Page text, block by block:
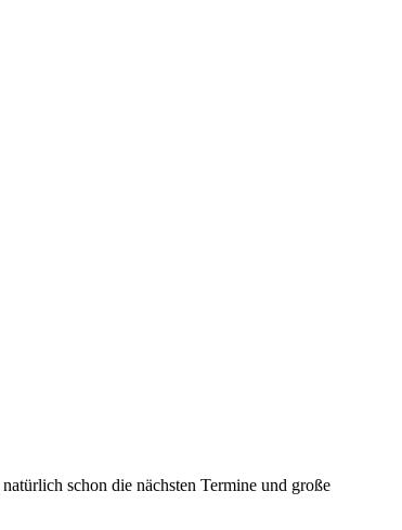
schon die nächsten Termine und große